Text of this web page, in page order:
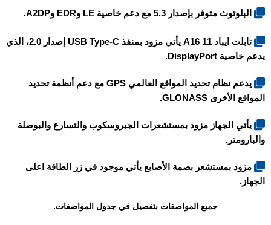
البلوتوث متوفر بإصدار 5.3 مع دعم خاصية LE وEDR وA2DP.
تابلت ايباد 11 A16 يأتي مزود بمنفذ USB Type-C إصدار 2.0، الذي
يدعم خاصية DisplayPort.
يدعم نظام تحديد المواقع العالمي GPS مع دعم أنظمة تحديد
المواقع الأخرى GLONASS.
يأتي الجهاز مزود بمستشعرات الجيروسكوب والتسارع والبوصلة
والبارومتر.
مزود بمستشعر بصمة الأصابع يأتي موجود في زر الطاقة اعلى
الجهاز.
جميع المواصفات بتفصيل في جدول المواصفات.